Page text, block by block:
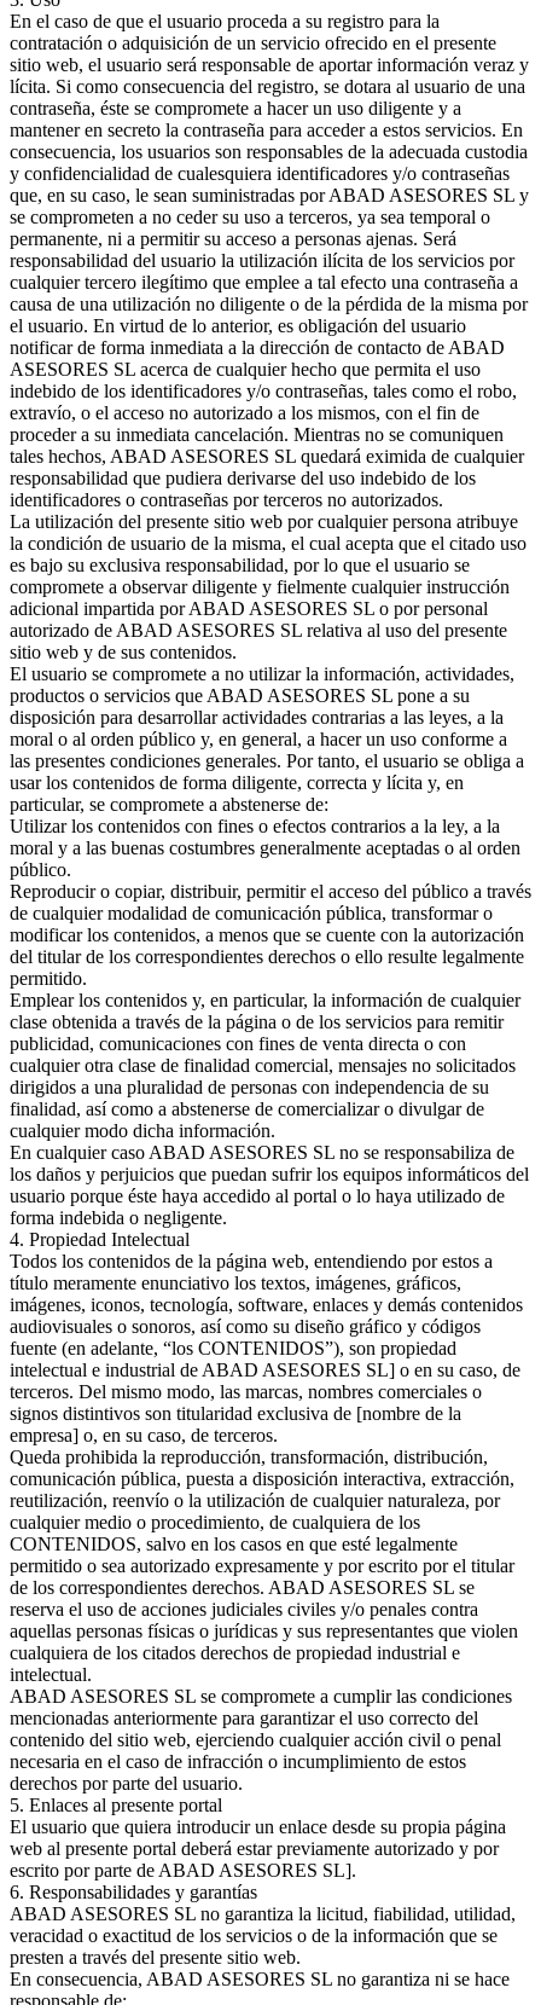
En el caso de que el usuario proceda a su registro para la
contratación o adquisición de un servicio ofrecido en el presente
sitio web, el usuario será responsable de aportar información veraz y
lícita. Si como consecuencia del registro, se dotara al usuario de una
contraseña, éste se compromete a hacer un uso diligente y a
mantener en secreto la contraseña para acceder a estos servicios. En
consecuencia, los usuarios son responsables de la adecuada custodia
y confidencialidad de cualesquiera identificadores y/o contraseñas
que, en su caso, le sean suministradas por ABAD ASESORES SL y
se comprometen a no ceder su uso a terceros, ya sea temporal o
permanente, ni a permitir su acceso a personas ajenas. Será
responsabilidad del usuario la utilización ilícita de los servicios por
cualquier tercero ilegítimo que emplee a tal efecto una contraseña a
causa de una utilización no diligente o de la pérdida de la misma por
el usuario. En virtud de lo anterior, es obligación del usuario
notificar de forma inmediata a la dirección de contacto de ABAD
ASESORES SL acerca de cualquier hecho que permita el uso
indebido de los identificadores y/o contraseñas, tales como el robo,
extravío, o el acceso no autorizado a los mismos, con el fin de
proceder a su inmediata cancelación. Mientras no se comuniquen
tales hechos, ABAD ASESORES SL quedará eximida de cualquier
responsabilidad que pudiera derivarse del uso indebido de los
identificadores o contraseñas por terceros no autorizados.
La utilización del presente sitio web por cualquier persona atribuye
la condición de usuario de la misma, el cual acepta que el citado uso
es bajo su exclusiva responsabilidad, por lo que el usuario se
compromete a observar diligente y fielmente cualquier instrucción
adicional impartida por ABAD ASESORES SL o por personal
autorizado de ABAD ASESORES SL relativa al uso del presente
sitio web y de sus contenidos.
El usuario se compromete a no utilizar la información, actividades,
productos o servicios que ABAD ASESORES SL pone a su
disposición para desarrollar actividades contrarias a las leyes, a la
moral o al orden público y, en general, a hacer un uso conforme a
las presentes condiciones generales. Por tanto, el usuario se obliga a
usar los contenidos de forma diligente, correcta y lícita y, en
particular, se compromete a abstenerse de:
Utilizar los contenidos con fines o efectos contrarios a la ley, a la
moral y a las buenas costumbres generalmente aceptadas o al orden
público.
Reproducir o copiar, distribuir, permitir el acceso del público a través
de cualquier modalidad de comunicación pública, transformar o
modificar los contenidos, a menos que se cuente con la autorización
del titular de los correspondientes derechos o ello resulte legalmente
permitido.
Emplear los contenidos y, en particular, la información de cualquier
clase obtenida a través de la página o de los servicios para remitir
publicidad, comunicaciones con fines de venta directa o con
cualquier otra clase de finalidad comercial, mensajes no solicitados
dirigidos a una pluralidad de personas con independencia de su
finalidad, así como a abstenerse de comercializar o divulgar de
cualquier modo dicha información.
En cualquier caso ABAD ASESORES SL no se responsabiliza de
los daños y perjuicios que puedan sufrir los equipos informáticos del
usuario porque éste haya accedido al portal o lo haya utilizado de
forma indebida o negligente.
4. Propiedad Intelectual
Todos los contenidos de la página web, entendiendo por estos a
título meramente enunciativo los textos, imágenes, gráficos,
imágenes, iconos, tecnología, software, enlaces y demás contenidos
audiovisuales o sonoros, así como su diseño gráfico y códigos
fuente (en adelante, “los CONTENIDOS”), son propiedad
intelectual e industrial de ABAD ASESORES SL] o en su caso, de
terceros. Del mismo modo, las marcas, nombres comerciales o
signos distintivos son titularidad exclusiva de [nombre de la
empresa] o, en su caso, de terceros.
Queda prohibida la reproducción, transformación, distribución,
comunicación pública, puesta a disposición interactiva, extracción,
reutilización, reenvío o la utilización de cualquier naturaleza, por
cualquier medio o procedimiento, de cualquiera de los
CONTENIDOS, salvo en los casos en que esté legalmente
permitido o sea autorizado expresamente y por escrito por el titular
de los correspondientes derechos. ABAD ASESORES SL se
reserva el uso de acciones judiciales civiles y/o penales contra
aquellas personas físicas o jurídicas y sus representantes que violen
cualquiera de los citados derechos de propiedad industrial e
intelectual.
ABAD ASESORES SL se compromete a cumplir las condiciones
mencionadas anteriormente para garantizar el uso correcto del
contenido del sitio web, ejerciendo cualquier acción civil o penal
necesaria en el caso de infracción o incumplimiento de estos
derechos por parte del usuario.
5. Enlaces al presente portal
El usuario que quiera introducir un enlace desde su propia página
web al presente portal deberá estar previamente autorizado y por
escrito por parte de ABAD ASESORES SL].
6. Responsabilidades y garantías
ABAD ASESORES SL no garantiza la licitud, fiabilidad, utilidad,
veracidad o exactitud de los servicios o de la información que se
presten a través del presente sitio web.
En consecuencia, ABAD ASESORES SL no garantiza ni se hace
responsable de: